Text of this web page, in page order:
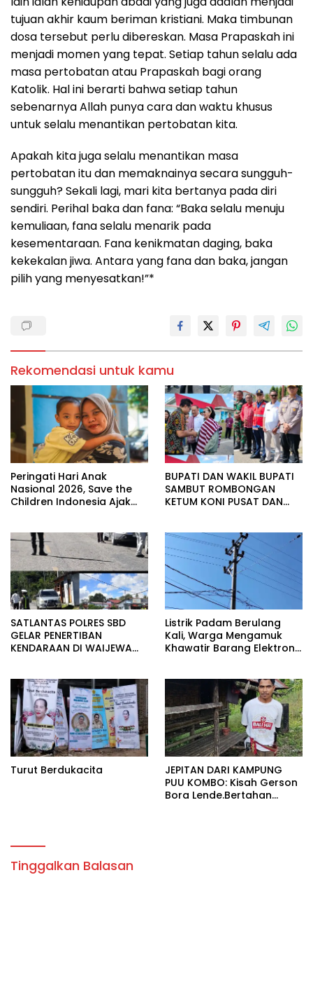
tujuan akhir kaum beriman kristiani. Maka timbunan
dosa tersebut perlu dibereskan. Masa Prapaskah ini
menjadi momen yang tepat. Setiap tahun selalu ada
masa pertobatan atau Prapaskah bagi orang
Katolik. Hal ini berarti bahwa setiap tahun
sebenarnya Allah punya cara dan waktu khusus
untuk selalu menantikan pertobatan kita.
Apakah kita juga selalu menantikan masa
pertobatan itu dan memaknainya secara sungguh-
sungguh? Sekali lagi, mari kita bertanya pada diri
sendiri. Perihal baka dan fana: “Baka selalu menuju
kemuliaan, fana selalu menarik pada
kesementaraan. Fana kenikmatan daging, baka
kekekalan jiwa. Antara yang fana dan baka, jangan
pilih yang menyesatkan!”*
Rekomendasi untuk kamu
Peringati Hari Anak
Nasional 2026, Save the
Children Indonesia Ajak
Festival Pahlawan Anak
BUPATI DAN WAKIL BUPATI
SAMBUT ROMBONGAN
KETUM KONI PUSAT DAN
SATLANTAS POLRES SBD
GELAR PENERTIBAN
KENDARAAN DI WAIJEWA
Listrik Padam Berulang
Kali, Warga Mengamuk
Khawatir Barang Elektronik
Turut Berdukacita
JEPITAN DARI KAMPUNG
PUU KOMBO: Kisah Gerson
Bora Lende.Bertahan
Tinggalkan Balasan